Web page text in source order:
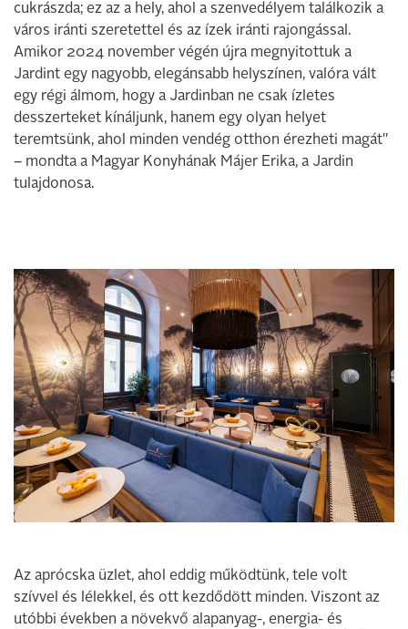
cukrászda; ez az a hely, ahol a szenvedélyem találkozik a
város iránti szeretettel és az ízek iránti rajongással.
Amikor 2024 november végén újra megnyitottuk a
Jardint egy nagyobb, elegánsabb helyszínen, valóra vált
egy régi álmom, hogy a Jardinban ne csak ízletes
desszerteket kínáljunk, hanem egy olyan helyet
teremtsünk, ahol minden vendég otthon érezheti magát"
– mondta a Magyar Konyhának Májer Erika, a Jardin
tulajdonosa.
Az aprócska üzlet, ahol eddig működtünk, tele volt
szívvel és lélekkel, és ott kezdődött minden. Viszont az
utóbbi években a növekvő alapanyag-, energia- és